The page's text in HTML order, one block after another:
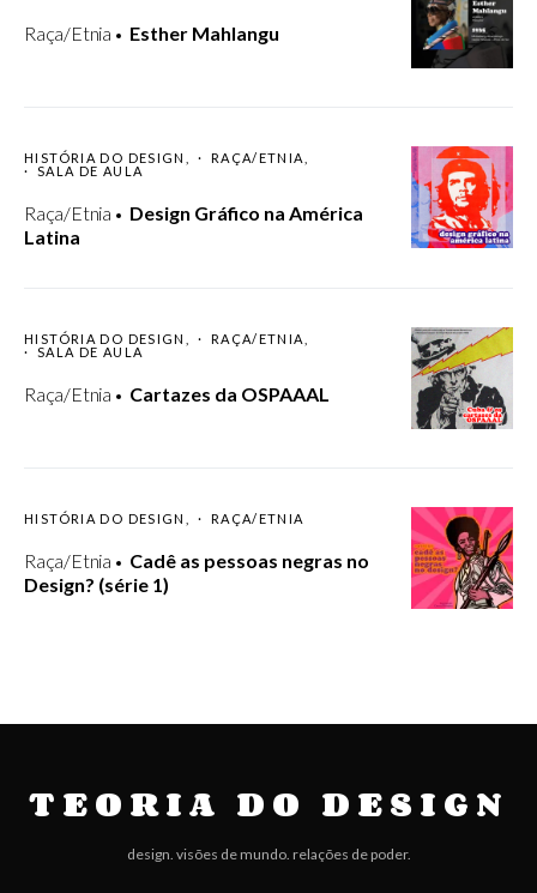
Raça/Etnia Esther Mahlangu
HISTÓRIA DO DESIGN
RAÇA/ETNIA
SALA DE AULA
Raça/Etnia
Design Gráfico na América
Latina
HISTÓRIA DO DESIGN
RAÇA/ETNIA
SALA DE AULA
Raça/Etnia Cartazes da OSPAAAL
HISTÓRIA DO DESIGN RAÇA/ETNIA
Raça/Etnia
Cadê as pessoas negras no
Design? (série 1)
TEORIA DO DESIGN
design. visões de mundo. relações de poder.